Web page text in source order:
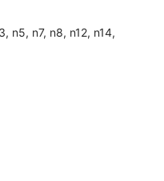
n5, n7, n8, n12, n14,